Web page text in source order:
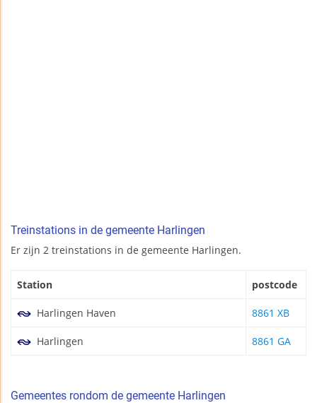
Treinstations in de gemeente Harlingen
Er zijn 2 treinstations in de gemeente Harlingen.
Station postcode
Harlingen Haven 8861 XB
Harlingen 8861 GA
Gemeentes rondom de gemeente Harlingen